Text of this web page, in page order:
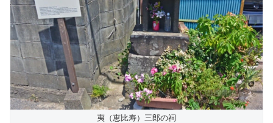
夷（恵比寿）三郎の祠